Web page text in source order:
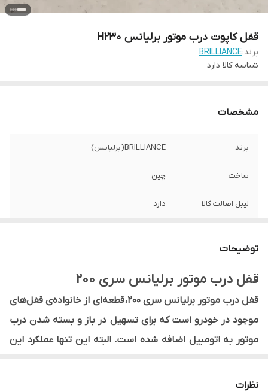
قفل کاپوت درب موتور برلیانس H230
برند:BRILLIANCE
شناسه کالا دارد
مشخصات
برند BRILLIANCE(برلیانس)
ساخت چین
ليبل اصالت كالا دارد
نوع محصول وارداتی
توضیحات
قفل درب موتور برلیانس سری 200
قفل درب موتور برلیانس سری 200، قطعه‌ای از خانواده‌ی قفل‌های
موجود در خودرو است که برای تسهیل در باز و بسته شدن درب
موتور به اتومبیل اضافه شده است. البته این تنها عملکرد این
قطعات موتوری را نیز بالا می‌برد و از به سرقت رفتن و یا دستکاری
نظرات